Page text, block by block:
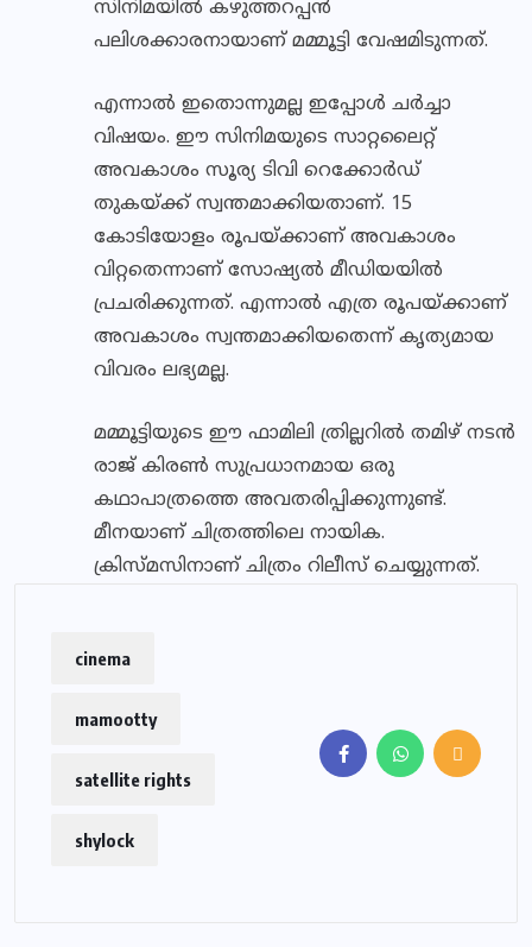
സിനിമയിൽ കഴുത്തറപ്പന്‍
പലിശക്കാരനായാണ് മമ്മൂട്ടി വേഷമിടുന്നത്.
എന്നാൽ ഇതൊന്നുമല്ല ഇപ്പോൾ ചർച്ചാ
വിഷയം. ഈ സിനിമയുടെ സാറ്റലൈറ്റ്
അവകാശം സൂര്യ ടിവി റെക്കോര്‍ഡ്
തുകയ്ക്ക് സ്വന്തമാക്കിയതാണ്. 15
കോടിയോളം രൂപയ്ക്കാണ് അവകാശം
വിറ്റതെന്നാണ് സോഷ്യല്‍ മീഡിയയില്‍
പ്രചരിക്കുന്നത്. എന്നാൽ എത്ര രൂപയ്ക്കാണ്
അവകാശം സ്വന്തമാക്കിയതെന്ന് കൃത്യമായ
വിവരം ലഭ്യമല്ല.
മമ്മൂട്ടിയുടെ ഈ ഫാമിലി ത്രില്ലറില്‍ തമിഴ് നടന്‍
രാജ് കിരണ്‍ സുപ്രധാനമായ ഒരു
കഥാപാത്രത്തെ അവതരിപ്പിക്കുന്നുണ്ട്.
മീനയാണ് ചിത്രത്തിലെ നായിക.
ക്രിസ്മസിനാണ് ചിത്രം റിലീസ് ചെയ്യുന്നത്.
cinema
mamootty
satellite rights
shylock